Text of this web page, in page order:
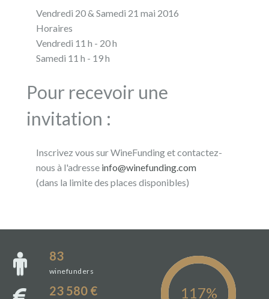
Vendredi 20 & Samedi 21 mai 2016
Horaires
Vendredi 11 h - 20 h
Samedi 11 h - 19 h
Pour recevoir une
invitation :
Inscrivez vous sur WineFunding et contactez-
nous à l'adresse info@winefunding.com
(dans la limite des places disponibles)
83
winefunders
23 580 €